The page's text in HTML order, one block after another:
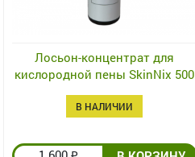
Лосьон-концентрат для
кислородной пены SkinNix 500
В НАЛИЧИИ